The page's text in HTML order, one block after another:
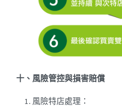
十、風險管控與損害賠償
風險特店處理：